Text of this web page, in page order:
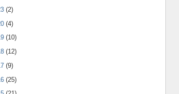
(2)
(4)
(10)
(12)
(9)
(25)